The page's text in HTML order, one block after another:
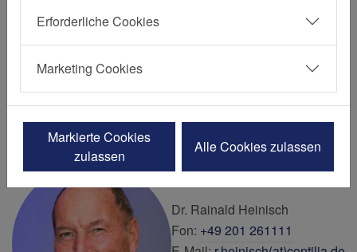
Mitglieder
Verein der Freunde und Förderer des
Elisabeth-Krankenhauses in Essen e.V.
Vorsitzender
Dr. Rainald Heinisch
Fon: +49 201 261111
Erforderliche Cookies
Marketing Cookies
Markierte Cookies
zulassen
Alle Cookies zulassen